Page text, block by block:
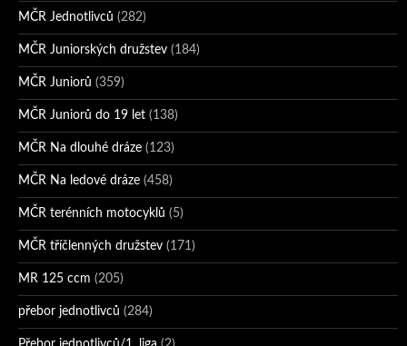
MČR Jednotlivců (282)
MČR Juniorských družstev (184)
MČR Juniorů (359)
MČR Juniorů do 19 let (138)
MČR Na dlouhé dráze (123)
MČR Na ledové dráze (458)
MČR terénních motocyklů (5)
MČR tříčlenných družstev (171)
MR 125 ccm (205)
přebor jednotlivců (284)